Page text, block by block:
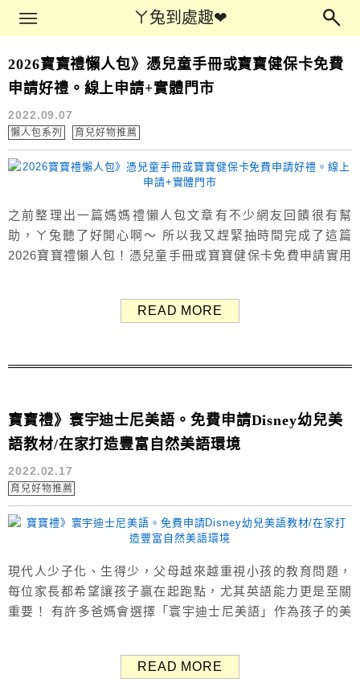
ㄚ兔到處趣❤ㄚ兔到處趣❤
Main Menu
寶寶手冊禮
2026寶寶禮懶人包》憑兒童手冊或寶寶健保卡免費
申請好禮。線上申請+實體門市
2022.09.07
懶人包系列 育兒好物推薦
之前整理出一篇媽媽禮懶人包文章有不少網友回饋很有幫
助，ㄚ兔聽了好開心啊～ 所以我又趕緊抽時間完成了這篇
2026寶寶禮懶人包！憑兒童手冊或寶寶健保卡免費申請實用
大家。 考量到有些媽媽是第一次看ㄚ兔的文章，憑寶寶手冊
READ MORE
寶寶禮》寰宇迪士尼美語。免費申請Disney幼兒美
語教材/在家打造豐富自然美語環境
2022.02.17
育兒好物推薦
現代人少子化、生得少，父母越來越重視小孩的教育問題，
每位家長都希望讓孩子贏在起跑點，尤其英語能力更是至關
重要！ 有許多爸媽會選擇「寰宇迪士尼美語」作為孩子的美
士尼美語最大特色就是打造居家美語環境，結合圖書、影片
READ MORE